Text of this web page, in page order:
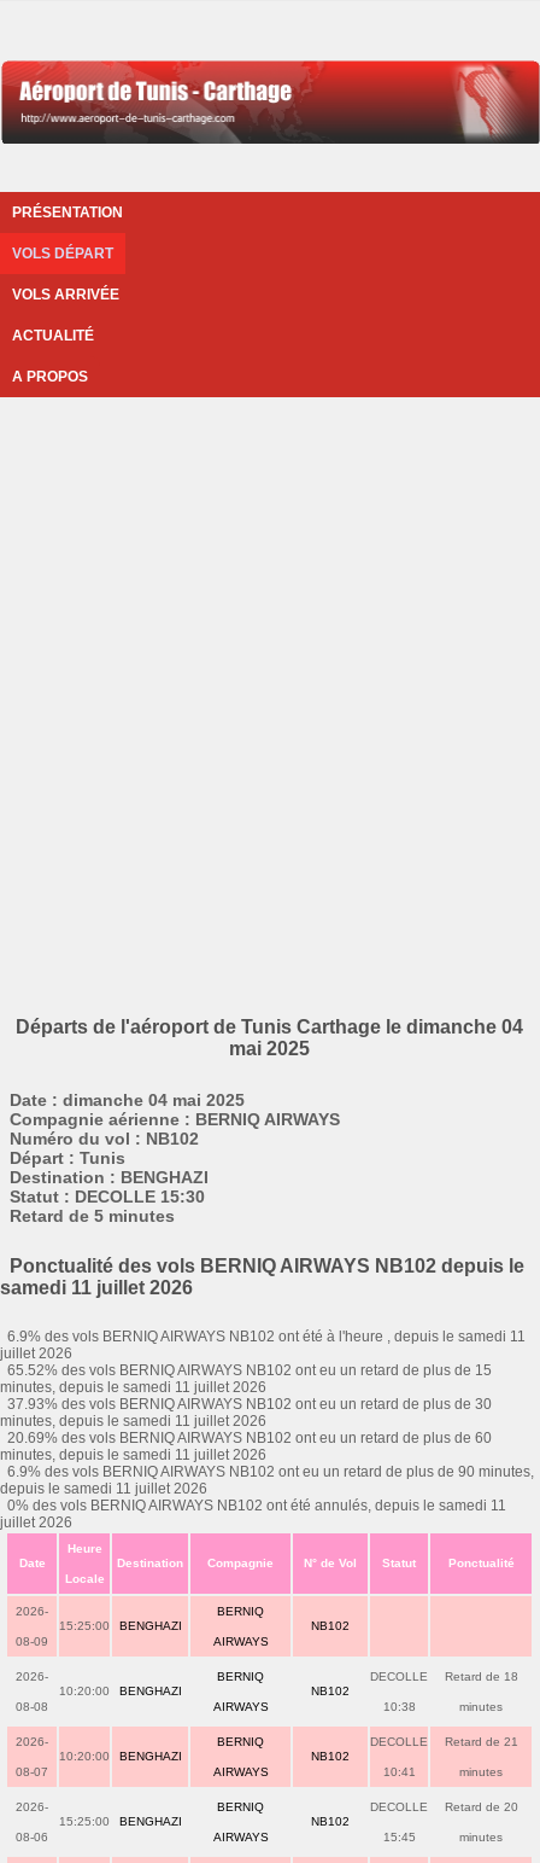
PRÉSENTATION
VOLS DÉPART
VOLS ARRIVÉE
ACTUALITÉ
A PROPOS
Départs de l'aéroport de Tunis Carthage le dimanche 04
mai 2025
Date : dimanche 04 mai 2025
Compagnie aérienne : BERNIQ AIRWAYS
Numéro du vol : NB102
Départ : Tunis
Destination : BENGHAZI
Statut : DECOLLE 15:30
Retard de 5 minutes
Ponctualité des vols BERNIQ AIRWAYS NB102 depuis le
samedi 11 juillet 2026
6.9% des vols BERNIQ AIRWAYS NB102 ont été à l'heure , depuis le samedi 11
juillet 2026
65.52% des vols BERNIQ AIRWAYS NB102 ont eu un retard de plus de 15
minutes, depuis le samedi 11 juillet 2026
37.93% des vols BERNIQ AIRWAYS NB102 ont eu un retard de plus de 30
minutes, depuis le samedi 11 juillet 2026
20.69% des vols BERNIQ AIRWAYS NB102 ont eu un retard de plus de 60
minutes, depuis le samedi 11 juillet 2026
6.9% des vols BERNIQ AIRWAYS NB102 ont eu un retard de plus de 90 minutes,
depuis le samedi 11 juillet 2026
0% des vols BERNIQ AIRWAYS NB102 ont été annulés, depuis le samedi 11
juillet 2026
Date
Heure
Locale
Destination Compagnie N° de Vol Statut Ponctualité
2026-
08-09
15:25:00 BENGHAZI
BERNIQ
AIRWAYS
NB102
2026-
08-08
10:20:00 BENGHAZI
BERNIQ
AIRWAYS
NB102
DECOLLE
10:38
Retard de 18
minutes
2026-
08-07
10:20:00 BENGHAZI
BERNIQ
AIRWAYS
NB102
DECOLLE
10:41
Retard de 21
minutes
2026-
08-06
15:25:00 BENGHAZI
BERNIQ
AIRWAYS
NB102
DECOLLE
15:45
Retard de 20
minutes